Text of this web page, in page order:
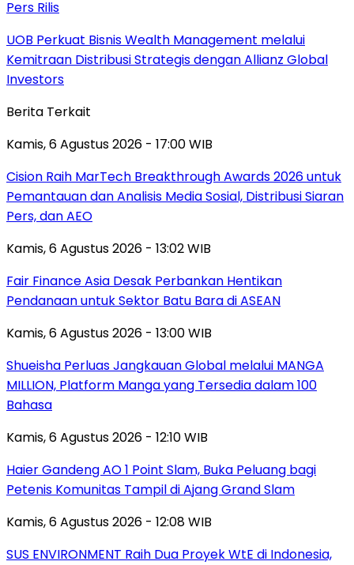
Pers Rilis
UOB Perkuat Bisnis Wealth Management melalui
Kemitraan Distribusi Strategis dengan Allianz Global
Investors
Berita Terkait
Kamis, 6 Agustus 2026 - 17:00 WIB
Cision Raih MarTech Breakthrough Awards 2026 untuk
Pemantauan dan Analisis Media Sosial, Distribusi Siaran
Pers, dan AEO
Kamis, 6 Agustus 2026 - 13:02 WIB
Fair Finance Asia Desak Perbankan Hentikan
Pendanaan untuk Sektor Batu Bara di ASEAN
Kamis, 6 Agustus 2026 - 13:00 WIB
Shueisha Perluas Jangkauan Global melalui MANGA
MILLION, Platform Manga yang Tersedia dalam 100
Bahasa
Kamis, 6 Agustus 2026 - 12:10 WIB
Haier Gandeng AO 1 Point Slam, Buka Peluang bagi
Petenis Komunitas Tampil di Ajang Grand Slam
Kamis, 6 Agustus 2026 - 12:08 WIB
SUS ENVIRONMENT Raih Dua Proyek WtE di Indonesia,